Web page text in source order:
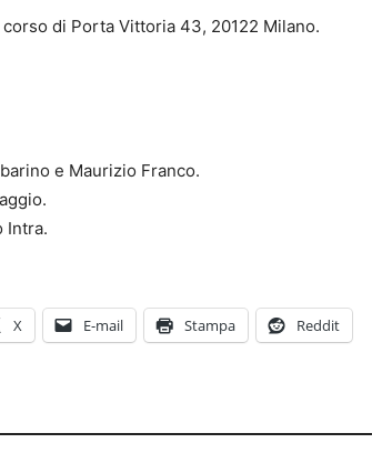
di Porta Vittoria 43, 20122 Milano.
e Maurizio Franco.
Intra.
X E-mail Stampa Reddit